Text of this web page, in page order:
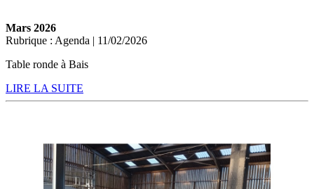
Mars 2026
Rubrique : Agenda | 11/02/2026
Table ronde à Bais
LIRE LA SUITE